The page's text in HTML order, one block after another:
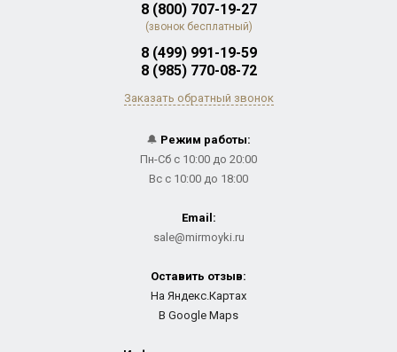
8 (800) 707-19-27
(звонок бесплатный)
8 (499) 991-19-59
8 (985) 770-08-72
Заказать обратный звонок
🔔 Режим работы:
Пн-Сб с 10:00 до 20:00
Вс с 10:00 до 18:00
Email:
sale@mirmoyki.ru
Оставить отзыв:
На Яндекс.Картах
В Google Maps